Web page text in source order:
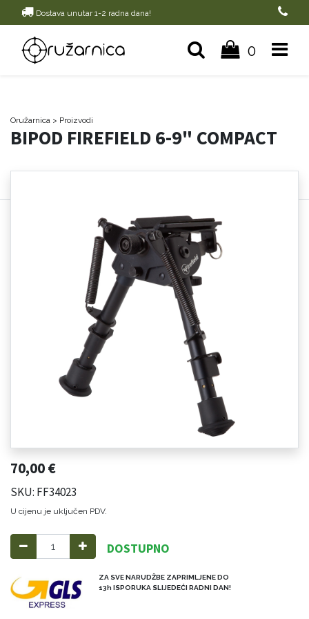
Dostava unutar 1-2 radna dana!
0
Oružarnica > Proizvodi
BIPOD FIREFIELD 6-9" COMPACT
70,00€
SKU: FF34023
U cijenu je uključen PDV.
DOSTUPNO
ZA SVE NARUDŽBE ZAPRIMLJENE DO
13h ISPORUKA SLIJEDEĆI RADNI DAN!